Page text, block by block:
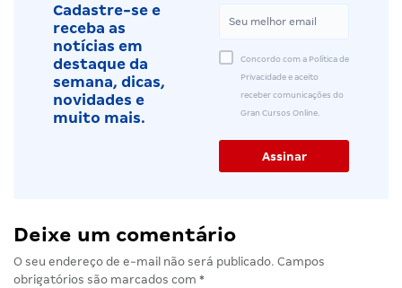
Cadastre-se e
receba as
notícias em
destaque da
semana, dicas,
novidades e
muito mais.
Concordo com a Política de
Privacidade e aceito
receber comunicações do
Gran Cursos Online.
Deixe um comentário
O seu endereço de e-mail não será publicado. Campos
obrigatórios são marcados com *